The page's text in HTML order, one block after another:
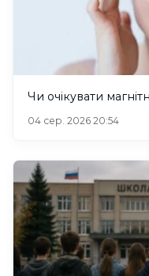
Чи очікувати
04 сер. 2026 20:54